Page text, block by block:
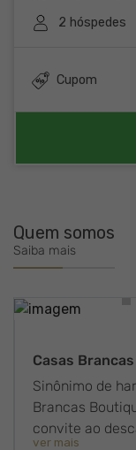
2 hóspedes
Cupom
Quem somos
Saiba mais
Casas
Sinônimo de
Brancas
convite ao
ver mais